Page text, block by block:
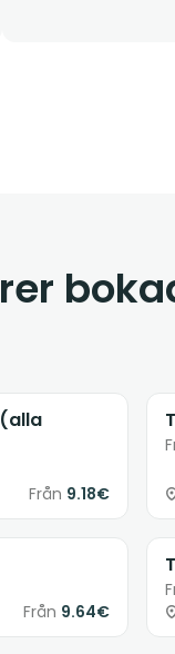
Från 9.18€
Från 9.64€